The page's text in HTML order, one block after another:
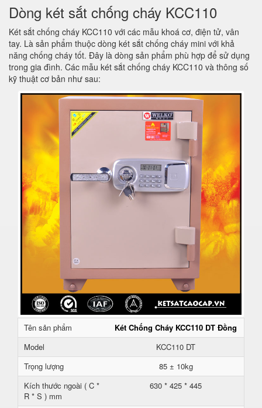
Dòng két sắt chống cháy KCC110
Két sắt chống cháy KCC110 với các mẫu khoá cơ, điện tử, vân
tay. Là sản phẩm thuộc dòng két sắt chống cháy mini với khả
năng chống cháy tốt. Đây là dòng sản phẩm phù hợp để sử dụng
trong gia đình. Các mẫu két sắt chống cháy KCC110 và thông số
kỹ thuật cơ bản như sau:
Tên sản phẩm
Két Chống Cháy KCC110 DT Đồng
Model
KCC110 DT
Trọng lượng
85 ± 10kg
Kích thước ngoài ( C *
R * S ) mm
630 * 425 * 445